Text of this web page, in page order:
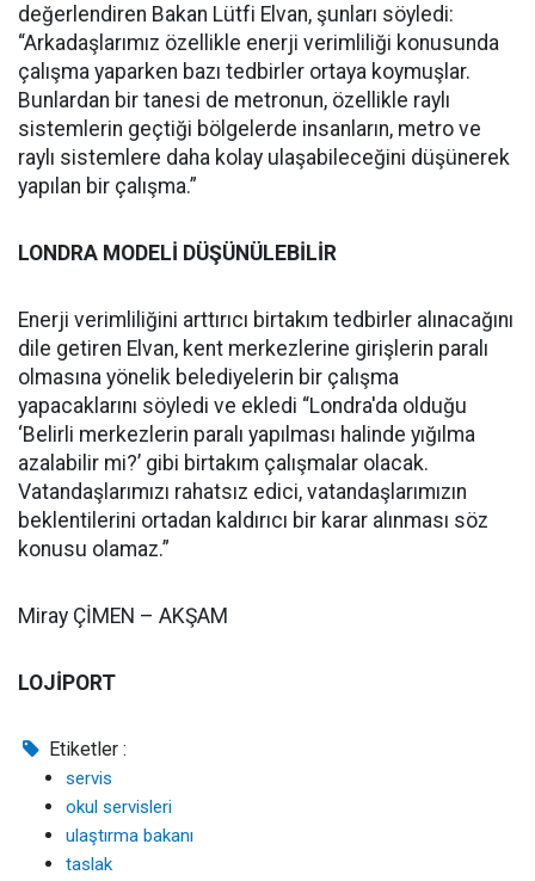
değerlendiren Bakan Lütfi Elvan, şunları söyledi:
“Arkadaşlarımız özellikle enerji verimliliği konusunda
çalışma yaparken bazı tedbirler ortaya koymuşlar.
Bunlardan bir tanesi de metronun, özellikle raylı
sistemlerin geçtiği bölgelerde insanların, metro ve
raylı sistemlere daha kolay ulaşabileceğini düşünerek
yapılan bir çalışma.”
LONDRA MODELİ DÜŞÜNÜLEBİLİR
Enerji verimliliğini arttırıcı birtakım tedbirler alınacağını
dile getiren Elvan, kent merkezlerine girişlerin paralı
olmasına yönelik belediyelerin bir çalışma
yapacaklarını söyledi ve ekledi “Londra'da olduğu
‘Belirli merkezlerin paralı yapılması halinde yığılma
azalabilir mi?’ gibi birtakım çalışmalar olacak.
Vatandaşlarımızı rahatsız edici, vatandaşlarımızın
beklentilerini ortadan kaldırıcı bir karar alınması söz
konusu olamaz.”
Miray ÇİMEN – AKŞAM
LOJİPORT
Etiketler :
servis
okul servisleri
ulaştırma bakanı
taslak